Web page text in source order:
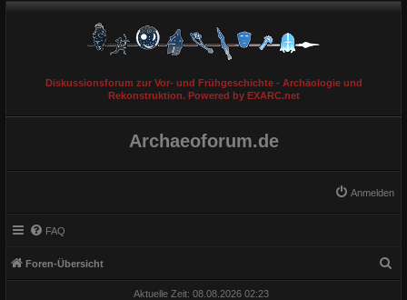
Diskussionsforum zur Vor- und Frühgeschichte - Archäologie und
Rekonstruktion. Powered by EXARC.net
Archaeoforum.de
Anmelden
FAQ
Foren-Übersicht
Aktuelle Zeit: 08.08.2026 02:23